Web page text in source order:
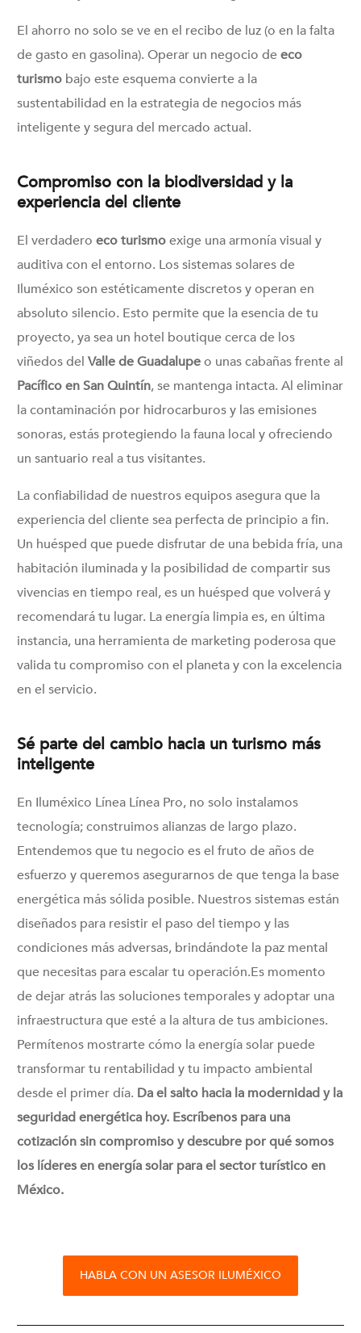
El ahorro no solo se ve en el recibo de luz (o en la falta
de gasto en gasolina). Operar un negocio deeco
turismo bajo este esquema convierte a la
sustentabilidad en la estrategia de negocios más
inteligente y segura del mercado actual.
Compromiso con la biodiversidad y la
experiencia del cliente
El verdaderoeco turismoexige una armonía visual y
auditiva con el entorno. Los sistemas solares de
Iluméxico son estéticamente discretos y operan en
absoluto silencio. Esto permite que la esencia de tu
proyecto, ya sea un hotel boutique cerca de los
viñedos delValle de Guadalupeo unas cabañas frente al
Pacífico en San Quintín, se mantenga intacta. Al eliminar
la contaminación por hidrocarburos y las emisiones
sonoras, estás protegiendo la fauna local y ofreciendo
un santuario real a tus visitantes.
La confiabilidad de nuestros equipos asegura que la
experiencia del cliente sea perfecta de principio a fin.
Un huésped que puede disfrutar de una bebida fría, una
habitación iluminada y la posibilidad de compartir sus
vivencias en tiempo real, es un huésped que volverá y
recomendará tu lugar. La energía limpia es, en última
instancia, una herramienta de marketing poderosa que
valida tu compromiso con el planeta y con la excelencia
en el servicio.
Sé parte del cambio hacia un turismo más
inteligente
En Iluméxico Línea Línea Pro, no solo instalamos
tecnología; construimos alianzas de largo plazo.
Entendemos que tu negocio es el fruto de años de
esfuerzo y queremos asegurarnos de que tenga la base
energética más sólida posible. Nuestros sistemas están
diseñados para resistir el paso del tiempo y las
condiciones más adversas, brindándote la paz mental
que necesitas para escalar tu operación.Es momento
de dejar atrás las soluciones temporales y adoptar una
infraestructura que esté a la altura de tus ambiciones.
Permítenos mostrarte cómo la energía solar puede
transformar tu rentabilidad y tu impacto ambiental
desde el primer día. Da el salto hacia la modernidad y la
seguridad energética hoy. Escríbenos para una
cotización sin compromiso y descubre por qué somos
los líderes en energía solar para el sector turístico en
México.
HABLA CON UN ASESOR ILUMÉXICO